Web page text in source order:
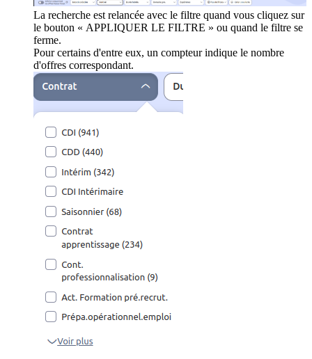
La recherche est relancée avec le filtre quand vous cliquez sur
le bouton « APPLIQUER LE FILTRE » ou quand le filtre se
ferme.
Pour certains d'entre eux, un compteur indique le nombre
d'offres correspondant.